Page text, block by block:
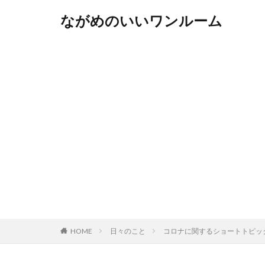
ながめのいいワンルーム
HOME 日々のこと コロナに関するショートトピッ